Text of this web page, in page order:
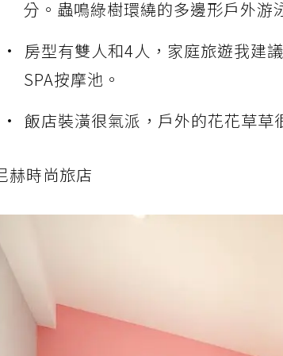
分。蟲鳴綠樹環繞的多邊形戶外
房型有雙人和4人，家庭旅遊我建
SPA按摩池。
飯店裝潢很氣派，戶外的花花草
赫時尚旅店